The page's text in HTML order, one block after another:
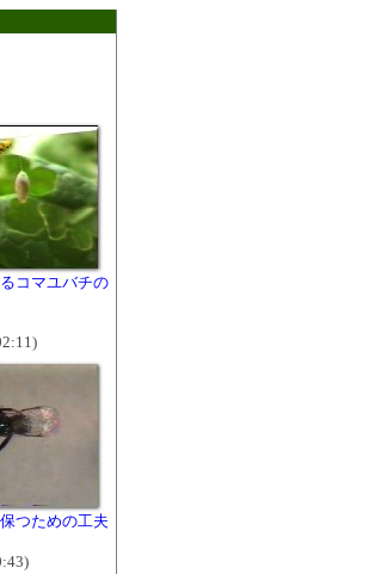
コマユバチの
つための工夫